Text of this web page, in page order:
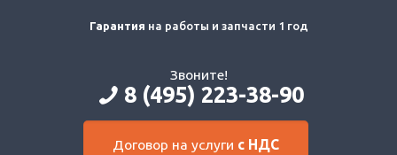
Гарантия на работы и запчасти 1 год
Звоните!
8 (495) 223-38-90
Договор на услуги с НДС